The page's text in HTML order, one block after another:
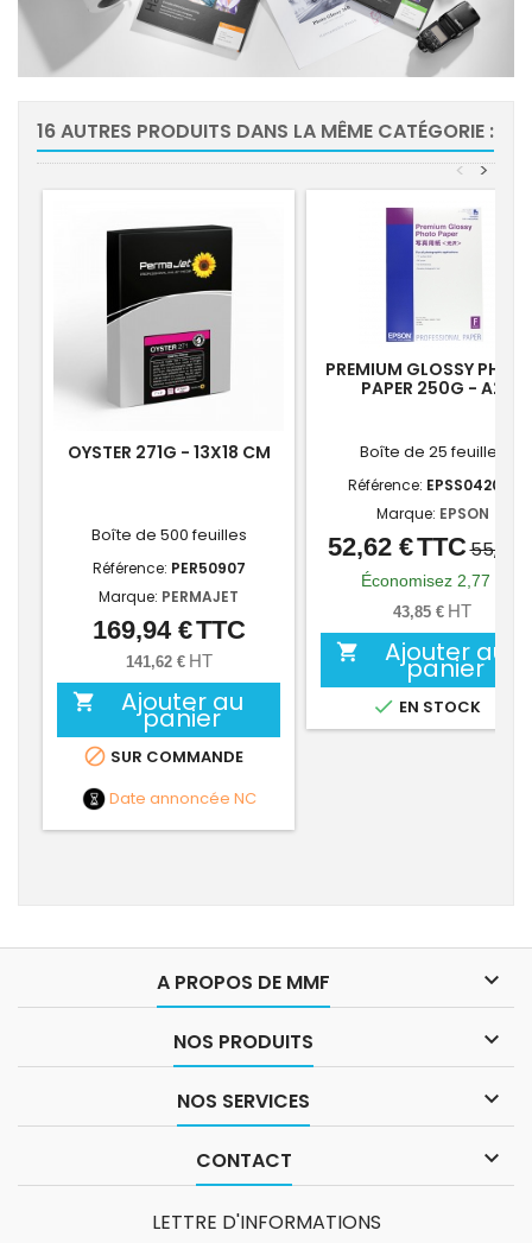
16 AUTRES PRODUITS DANS LA MÊME CATÉGORIE :
>
<
OYSTER 271G - 13X18 CM
Boîte de 500 feuilles
Référence: PER50907
Marque: PERMAJET
Prix
169,94 €TTC
141,62 € HT
 Ajouter au
panier
 SUR COMMANDE
Date annoncée NC
PREMIUM GLOSSY
PAPER 250G - A2
Boîte de 25 feuilles
Référence: EPSS042091
Marque: EPSON
Prix
Prix
de
base
52,62 €TTC55,39
Économisez 2,77 €
43,85 € HT
 Ajouter au
panier
 EN STOCK
A PROPOS DE MMF 
NOS PRODUITS 
NOS SERVICES 
CONTACT 
LETTRE D'INFORMATIONS